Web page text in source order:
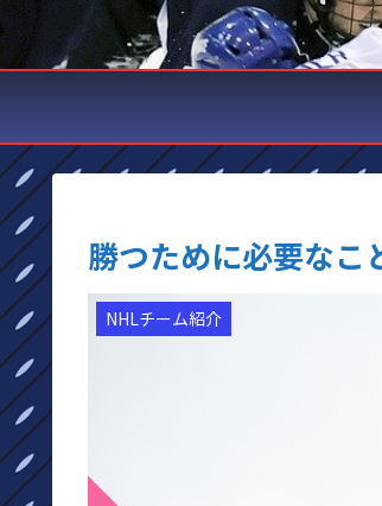
勝つために必要なこ
NHLチーム紹介